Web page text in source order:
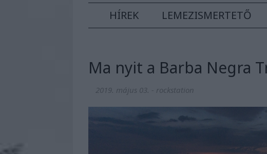
HÍREK LEMEZISMERTETŐ
Ma nyit a Barba Negra
2019. május 03. - rockstation